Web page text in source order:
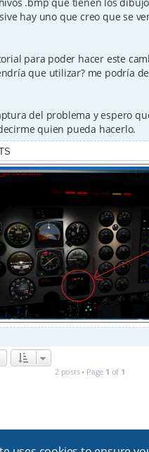
hay uno que creo que se
para poder hacer este
que utilizar? me podría
del problema y espero
quien pueda hacerlo.
2 posts • Page 1 of 1